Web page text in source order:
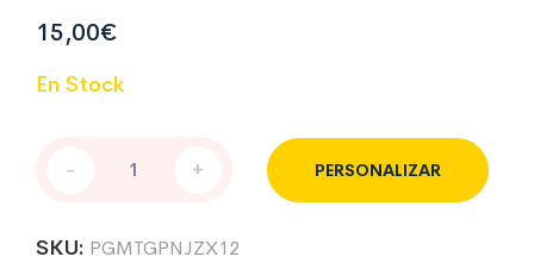
15,00€
En Stock
PARA
NINJA
- + PERSONALIZAR
SKU: PGMTGPNJZX12